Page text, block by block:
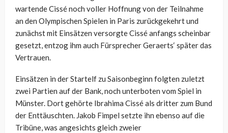
wartende Cissé noch voller Hoffnung von der Teilnahme
an den Olympischen Spielen in Paris zurückgekehrt und
zunächst mit Einsätzen versorgte Cissé anfangs scheinbar
gesetzt, entzog ihm auch Fürsprecher Geraerts‘ später das
Vertrauen.
Einsätzen in der Startelf zu Saisonbeginn folgten zuletzt
zwei Partien auf der Bank, noch unterboten vom Spiel in
Münster. Dort gehörte Ibrahima Cissé als dritter zum Bund
der Enttäuschten. Jakob Fimpel setzte ihn ebenso auf die
Tribüne, was angesichts gleich zweier